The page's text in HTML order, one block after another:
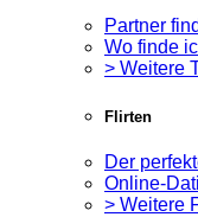
Partner
Wo finde
> Weitere
Flirten
Der
Online-
> Weitere